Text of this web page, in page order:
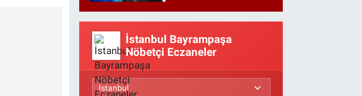
İstanbul Bayrampaşa
Nöbetçi Eczaneler